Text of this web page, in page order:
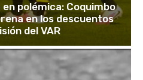
polémica: Coquimbo
en los descuentos
del VAR